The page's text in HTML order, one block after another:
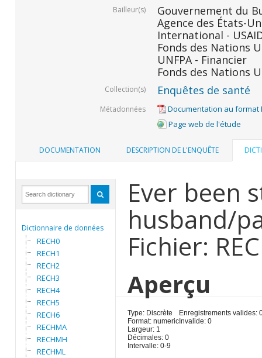
Bailleur(s)
Gouvernement du
Agence des États-
International -
Fonds des Nations
UNFPA - Financier
Fonds des Nations
Collection(s) Enquêtes de santé
Métadonnées
Documentation au format
Page web de l'étude
DOCUMENTATION DESCRIPTION DE L'ENQUÊTE
Dictionnaire de données
RECH0
RECH1
RECH2
RECH3
RECH4
RECH5
RECH6
RECHMA
RECHMH
RECHML
Ever been
husband/
Fichier:
Aperçu
Type: Discrète
Format: numeric
Largeur: 1
Décimales: 0
Intervalle: 0-9
Enregistrements valides:
Invalide: 0